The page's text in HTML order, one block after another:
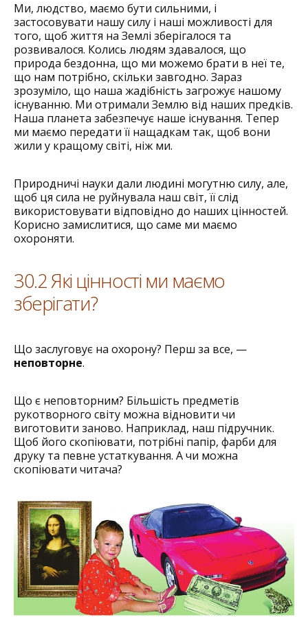
Ми, людство, маємо бути сильними, і
застосовувати нашу силу і наші можливості для
того, щоб життя на Землі зберігалося та
розвивалося. Колись людям здавалося, що
природа бездонна, що ми можемо брати в неї те,
що нам потрібно, скільки завгодно. Зараз
зрозуміло, що наша жадібність загрожує нашому
існуванню. Ми отримали Землю від наших предків.
Наша планета забезпечує наше існування. Тепер
ми маємо передати її нащадкам так, щоб вони
жили у кращому світі, ніж ми.
Природничі науки дали людині могутню силу, але,
щоб ця сила не руйнувала наш світ, її слід
використовувати відповідно до наших цінностей.
Корисно замислитися, що саме ми маємо
охороняти.
30.2 Які цінності ми маємо
зберігати?
Що заслуговує на охорону? Перш за все, —
неповторне.
Що є неповторним? Більшість предметів
рукотворного світу можна відновити чи
виготовити заново. Наприклад, наш підручник.
Щоб його скопіювати, потрібні папір, фарби для
друку та певне устаткування. А чи можна
скопіювати читача?